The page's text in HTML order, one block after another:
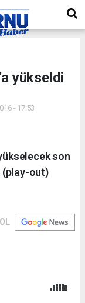
yükseldi
- 17:53
son
(play-out)